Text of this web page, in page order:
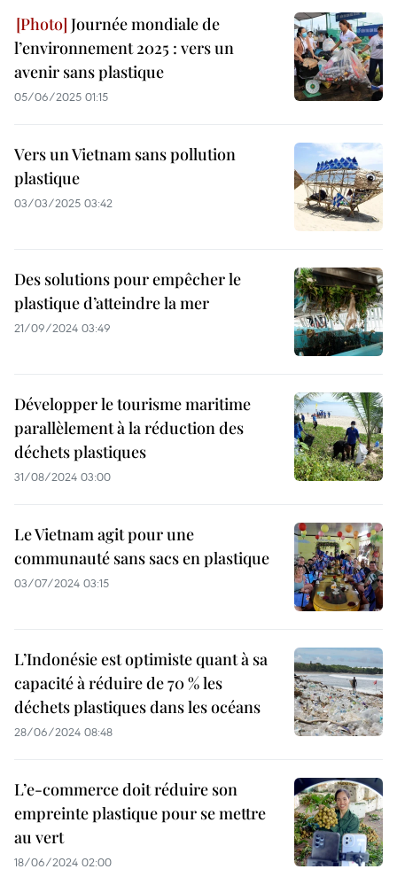
Journée mondiale de
l’environnement 2025 : vers un
avenir sans plastique
05/06/2025 01:15
Vers un Vietnam sans pollution
plastique
03/03/2025 03:42
Des solutions pour empêcher le
plastique d’atteindre la mer
21/09/2024 03:49
Développer le tourisme maritime
parallèlement à la réduction des
déchets plastiques
31/08/2024 03:00
Le Vietnam agit pour une
communauté sans sacs en plastique
03/07/2024 03:15
L’Indonésie est optimiste quant à sa
capacité à réduire de 70 % les
déchets plastiques dans les océans
28/06/2024 08:48
L’e-commerce doit réduire son
empreinte plastique pour se mettre
au vert
18/06/2024 02:00